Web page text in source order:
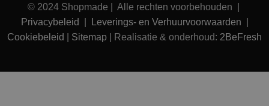
© 2024 Shopmade | Alle rechten voorbehouden |
Privacybeleid
Leverings- en Verhuurvoorwaarden
Cookiebeleid
Sitemap | Realisatie & onderhoud: 2BeFresh